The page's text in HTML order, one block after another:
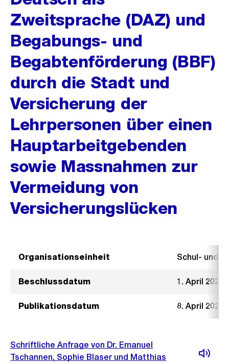
Zweitsprache (DAZ) und
Begabungs- und
Begabtenförderung (BBF)
durch die Stadt und
Versicherung der
Lehrpersonen über einen
Hauptarbeitgebenden
sowie Massnahmen zur
Vermeidung von
Versicherungslücken
Organisationseinheit Schul- und
Beschlussdatum 1. April 2026
Publikationsdatum 8. April 2026
Schriftliche Anfrage von Dr. Emanuel
Tschannen, Sophie Blaser und Matthias